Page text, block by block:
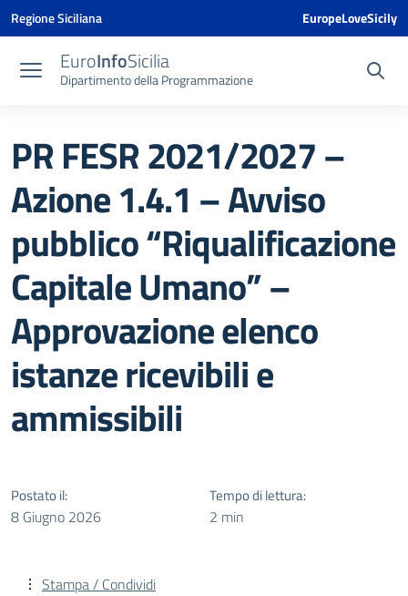
Vai ai contenuti
Vai al menu di navigazione
Vai al footer
Vai al banner delle Cookie Policy
Regione Siciliana EuropeLoveSicily
EuroInfoSicilia
Dipartimento della Programmazione
PR FESR 2021/2027 –
Azione 1.4.1 – Avviso
pubblico “Riqualificazione
Capitale Umano” –
Approvazione elenco
istanze ricevibili e
ammissibili
Postato il:
8 Giugno 2026
Tempo di lettura:
2 min
Stampa / Condividi